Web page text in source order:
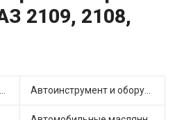
2109, 2108,
Автозеркала и комплектующие (13) Автоинструмент и оборудование (3)